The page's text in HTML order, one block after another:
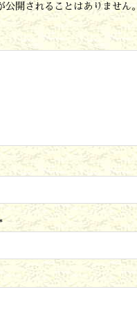
公開されることはありません。